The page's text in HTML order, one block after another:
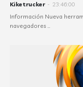
Kiketrucker - 23:46:00
Información Nueva
navegadores …